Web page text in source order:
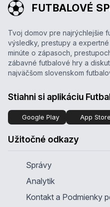
FUTBALOVÉ
Tvoj domov pre najrýchlejšie
výsledky, prestupy a expertné
minúte o zápasoch,
zábavné futbalové hry a
najväčšom slovenskom
Stiahni si aplikáciu
Google Play App Store
Užitočné odkazy
Správy
Analytik
Kontakt a Podmienky